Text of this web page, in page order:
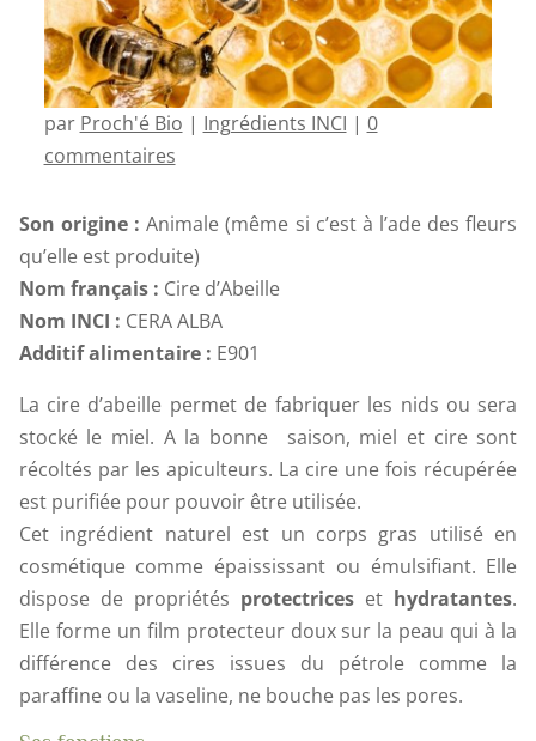
par Proch'é Bio | Ingrédients INCI | 0
commentaires
Son origine : Animale (même si c’est à l’ade des fleurs
qu’elle est produite)
Nom français : Cire d’Abeille
Nom INCI : CERA ALBA
Additif alimentaire : E901
La cire d’abeille permet de fabriquer les nids ou sera
stocké le miel. A la bonne saison, miel et cire sont
récoltés par les apiculteurs. La cire une fois récupérée
est purifiée pour pouvoir être utilisée.
Cet ingrédient naturel est un corps gras utilisé en
cosmétique comme épaississant ou émulsifiant. Elle
dispose de propriétés protectrices et hydratantes.
Elle forme un film protecteur doux sur la peau qui à la
différence des cires issues du pétrole comme la
paraffine ou la vaseline, ne bouche pas les pores.